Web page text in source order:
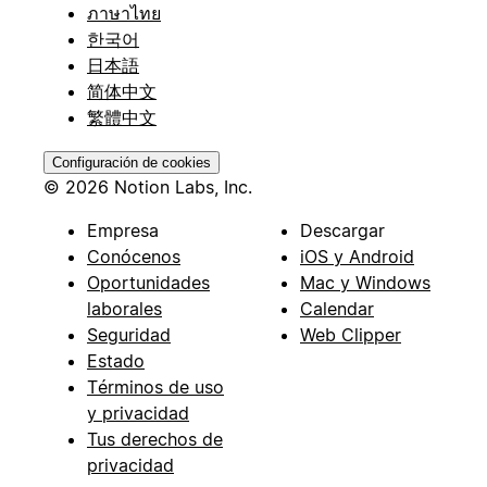
ภาษาไทย
한국어
日本語
简体中文
繁體中文
Configuración de cookies
© 2026 Notion Labs, Inc.
Empresa
Conócenos
Oportunidades
laborales
Seguridad
Estado
Términos de uso
y privacidad
Tus derechos de
privacidad
Descargar
iOS y Android
Mac y Windows
Calendar
Web Clipper